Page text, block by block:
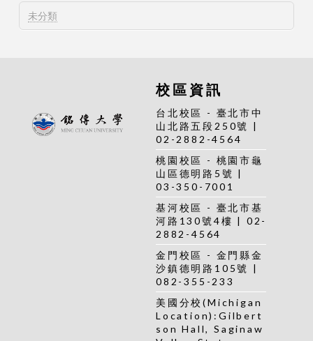
未分類
校區資訊
台北校區 - 臺北市中
山北路五段250號 |
02-2882-4564
桃園校區 - 桃園市龜
山區德明路5號 |
03-350-7001
基河校區 - 臺北市基
河路130號4樓 | 02-
2882-4564
金門校區 - 金門縣金
沙鎮德明路105號 |
082-355-233
美國分校(Michigan
Location):Gilbert
son Hall, Saginaw